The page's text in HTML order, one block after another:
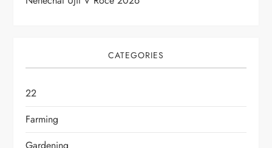
CATEGORIES
22
Farming